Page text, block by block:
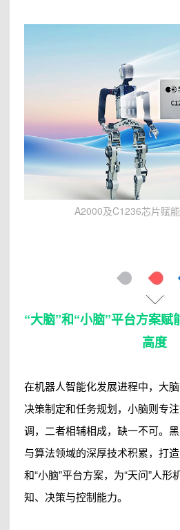
A2000及C1236芯片赋
“大脑”和“小脑”平台方案
高度
在机器人智能化发展进程中，大脑
决策制定和任务规划，小脑则专
调，二者相辅相成，缺一不可。
与算法领域的深厚技术积累，打
和“小脑”平台方案，为“天问”人
知、决策与控制能力。